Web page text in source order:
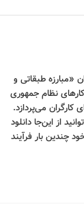
«مبارزه طبقاتی و
نظام جمهوری
می‌پردازد.
از این‌جا دانلود
چندین بار فرآیند